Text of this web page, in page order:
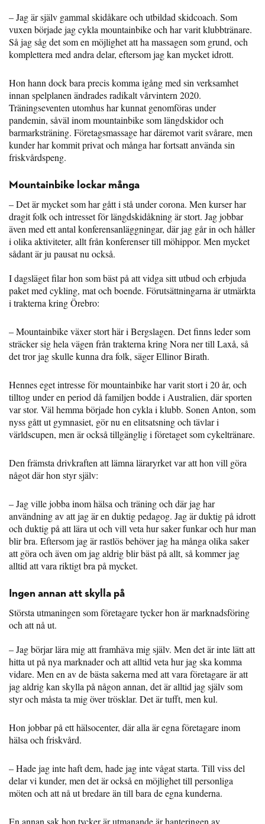
– Jag är själv gammal skidåkare och utbildad skidcoach. Som
vuxen började jag cykla mountainbike och har varit klubbtränare.
Så jag såg det som en möjlighet att ha massagen som grund, och
komplettera med andra delar, eftersom jag kan mycket idrott.
Hon hann dock bara precis komma igång med sin verksamhet
innan spelplanen ändrades radikalt vårvintern 2020.
Träningseventen utomhus har kunnat genomföras under
pandemin, såväl inom mountainbike som längdskidor och
barmarksträning. Företagsmassage har däremot varit svårare, men
kunder har kommit privat och många har fortsatt använda sin
friskvårdspeng.
Mountainbike lockar många
– Det är mycket som har gått i stå under corona. Men kurser har
dragit folk och intresset för längdskidåkning är stort. Jag jobbar
även med ett antal konferensanläggningar, där jag går in och håller
i olika aktiviteter, allt från konferenser till möhippor. Men mycket
sådant är ju pausat nu också.
I dagsläget filar hon som bäst på att vidga sitt utbud och erbjuda
paket med cykling, mat och boende. Förutsättningarna är utmärkta
i trakterna kring Örebro:
– Mountainbike växer stort här i Bergslagen. Det finns leder som
sträcker sig hela vägen från trakterna kring Nora ner till Laxå, så
det tror jag skulle kunna dra folk, säger Ellinor Birath.
Hennes eget intresse för mountainbike har varit stort i 20 år, och
tilltog under en period då familjen bodde i Australien, där sporten
var stor. Väl hemma började hon cykla i klubb. Sonen Anton, som
nyss gått ut gymnasiet, gör nu en elitsatsning och tävlar i
världscupen, men är också tillgänglig i företaget som cykeltränare.
Den främsta drivkraften att lämna läraryrket var att hon vill göra
något där hon styr själv:
– Jag ville jobba inom hälsa och träning och där jag har
användning av att jag är en duktig pedagog. Jag är duktig på idrott
och duktig på att lära ut och vill veta hur saker funkar och hur man
blir bra. Eftersom jag är rastlös behöver jag ha många olika saker
att göra och även om jag aldrig blir bäst på allt, så kommer jag
alltid att vara riktigt bra på mycket.
Ingen annan att skylla på
Största utmaningen som företagare tycker hon är marknadsföring
och att nå ut.
– Jag börjar lära mig att framhäva mig själv. Men det är inte lätt att
hitta ut på nya marknader och att alltid veta hur jag ska komma
vidare. Men en av de bästa sakerna med att vara företagare är att
jag aldrig kan skylla på någon annan, det är alltid jag själv som
styr och måsta ta mig över trösklar. Det är tufft, men kul.
Hon jobbar på ett hälsocenter, där alla är egna företagare inom
hälsa och friskvård.
– Hade jag inte haft dem, hade jag inte vågat starta. Till viss del
delar vi kunder, men det är också en möjlighet till personliga
möten och att nå ut bredare än till bara de egna kunderna.
En annan sak hon tycker är utmanande är hanteringen av